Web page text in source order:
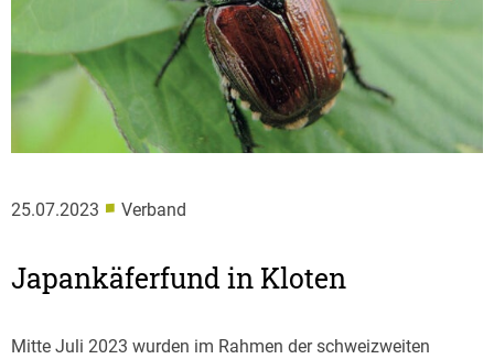
25.07.2023 ■ Verband
Japankäferfund in Kloten
Mitte Juli 2023 wurden im Rahmen der schweizweiten